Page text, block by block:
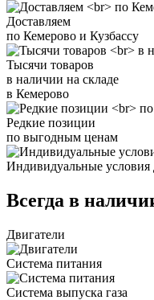
Доставляем
по Кемерово и Кузбассу
Тысячи товаров
в наличии на складе
в Кемерово
Редкие позиции
по выгодным ценам
Индивидуальные условия
Всегда в
Двигатели
Система питания
Система выпуска газа